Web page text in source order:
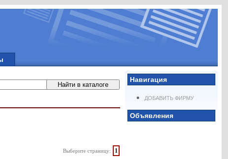
Навигация
ДОБАВИТЬ ФИРМУ
Объявления
Выберите страницу: 1